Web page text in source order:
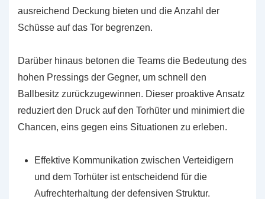
ausreichend Deckung bieten und die Anzahl der
Schüsse auf das Tor begrenzen.
Darüber hinaus betonen die Teams die Bedeutung des
hohen Pressings der Gegner, um schnell den
Ballbesitz zurückzugewinnen. Dieser proaktive Ansatz
reduziert den Druck auf den Torhüter und minimiert die
Chancen, eins gegen eins Situationen zu erleben.
Effektive Kommunikation zwischen Verteidigern
und dem Torhüter ist entscheidend für die
Aufrechterhaltung der defensiven Struktur.